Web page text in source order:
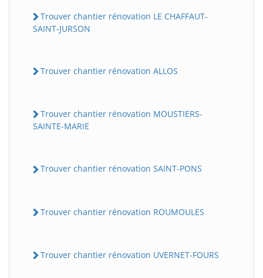
Trouver chantier rénovation LE CHAFFAUT-
SAINT-JURSON
Trouver chantier rénovation ALLOS
Trouver chantier rénovation MOUSTIERS-
SAINTE-MARIE
Trouver chantier rénovation SAINT-PONS
Trouver chantier rénovation ROUMOULES
Trouver chantier rénovation UVERNET-FOURS